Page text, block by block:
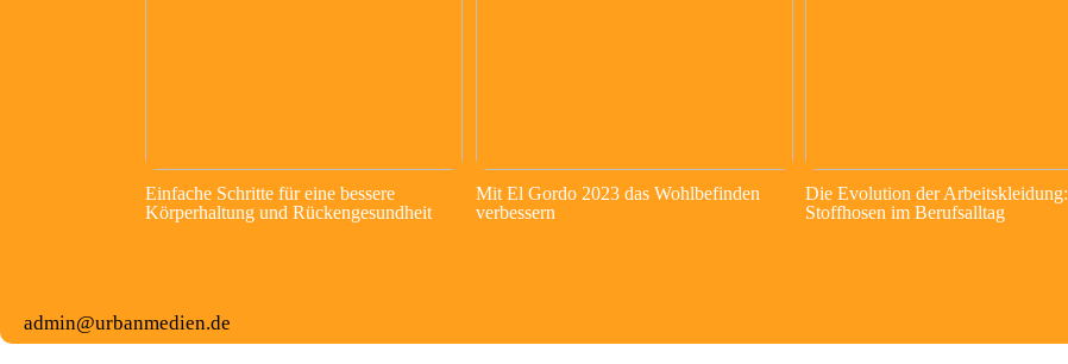
Einfache Schritte für eine bessere
Körperhaltung und Rückengesundheit
Mit El Gordo 2023 das Wohlbefinden
verbessern
Die Evolution der Arbeitskleidung:
Stoffhosen im Berufsalltag
admin@urbanmedien.de